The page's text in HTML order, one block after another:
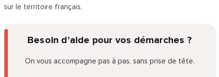
sur le territoire français.
Besoin d’aide pour vos démarches ?
On vous accompagne pas à pas, sans prise de tête.